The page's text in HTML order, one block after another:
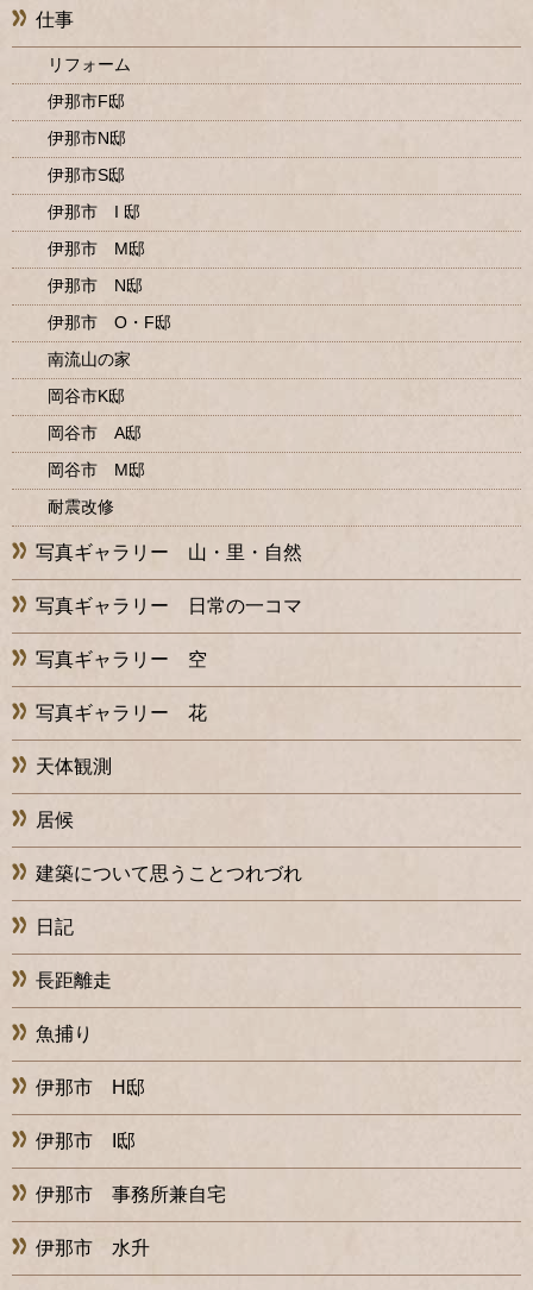
仕事
リフォーム
伊那市F邸
伊那市N邸
伊那市S邸
伊那市 I 邸
伊那市 M邸
伊那市 N邸
伊那市 O・F邸
南流山の家
岡谷市K邸
岡谷市 A邸
岡谷市 M邸
耐震改修
写真ギャラリー 山・里・自然
写真ギャラリー 日常の一コマ
写真ギャラリー 空
写真ギャラリー 花
天体観測
居候
建築について思うことつれづれ
日記
長距離走
魚捕り
伊那市 H邸
伊那市 I邸
伊那市 事務所兼自宅
伊那市 水升